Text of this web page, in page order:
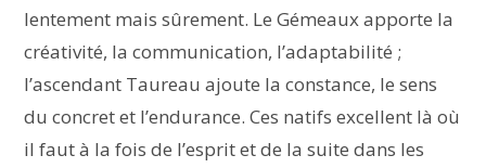
lentement mais sûrement. Le Gémeaux apporte la
créativité, la communication, l’adaptabilité ;
l’ascendant Taureau ajoute la constance, le sens
du concret et l’endurance. Ces natifs excellent là où
il faut à la fois de l’esprit et de la suite dans les